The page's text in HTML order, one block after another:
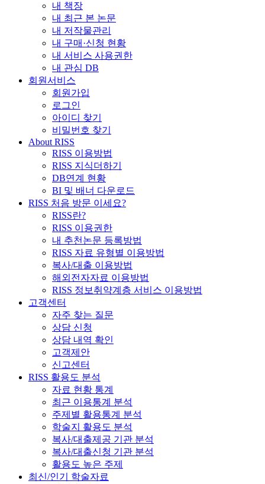
내 책장
내 최근 본 논문
내 저작물관리
내 구매·신청 현황
내 서비스 사용권한
내 관심 DB
회원서비스
회원가입
로그인
아이디 찾기
비밀번호 찾기
About RISS
RISS 이용방법
RISS 지식더하기
DB연계 현황
BI 및 배너 다운로드
RISS 처음 방문 이세요?
RISS란?
RISS 이용권한
내 추천논문 등록방법
RISS 자료 유형별 이용방법
복사/대출 이용방법
해외전자자료 이용방법
RISS 정보취약계층 서비스 이용방법
고객센터
자주 찾는 질문
상담 신청
상담 내역 확인
고객제안
신고센터
RISS 활용도 분석
자료 현황 통계
최근 이용통계 분석
주제별 활용통계 분석
학술지 활용도 분석
복사/대출제공 기관 분석
복사/대출신청 기관 분석
활용도 높은 주제
최신/인기 학술자료